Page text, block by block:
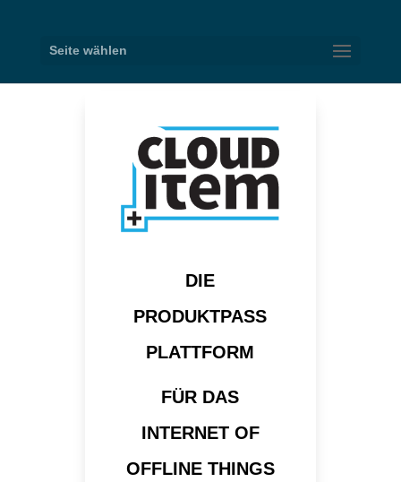
Seite wählen
DIE
PRODUKTPASS
PLATTFORM
FÜR DAS
INTERNET OF
OFFLINE THINGS